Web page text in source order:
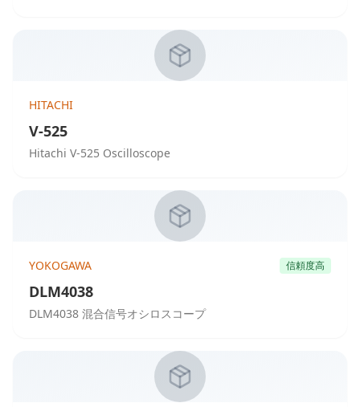
HITACHI
V-525
Hitachi V-525 Oscilloscope
YOKOGAWA 信頼度高
DLM4038
DLM4038 混合信号オシロスコープ